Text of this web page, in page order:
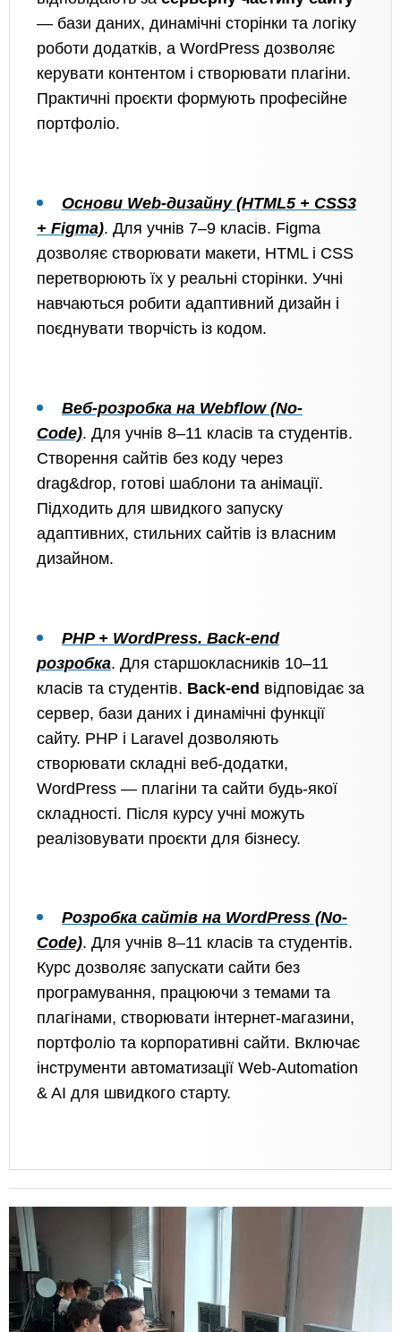
— бази даних, динамічні сторінки та логіку
роботи додатків, а WordPress дозволяє
керувати контентом і створювати плагіни.
Практичні проєкти формують професійне
портфоліо.
Основи Web-дизайну (HTML5 + CSS3
+ Figma). Для учнів 7–9 класів. Figma
дозволяє створювати макети, HTML і CSS
перетворюють їх у реальні сторінки. Учні
навчаються робити адаптивний дизайн і
поєднувати творчість із кодом.
Веб-розробка на Webflow (No-
Code). Для учнів 8–11 класів та студентів.
Створення сайтів без коду через
drag&drop, готові шаблони та анімації.
Підходить для швидкого запуску
адаптивних, стильних сайтів із власним
дизайном.
PHP + WordPress. Back-end
розробка. Для старшокласників 10–11
класів та студентів. Back-end відповідає за
сервер, бази даних і динамічні функції
сайту. PHP і Laravel дозволяють
створювати складні веб-додатки,
WordPress — плагіни та сайти будь-якої
складності. Після курсу учні можуть
реалізовувати проєкти для бізнесу.
Розробка сайтів на WordPress (No-
Code). Для учнів 8–11 класів та студентів.
Курс дозволяє запускати сайти без
програмування, працюючи з темами та
плагінами, створювати інтернет-магазини,
портфоліо та корпоративні сайти. Включає
інструменти автоматизації Web-Automation
& AI для швидкого старту.